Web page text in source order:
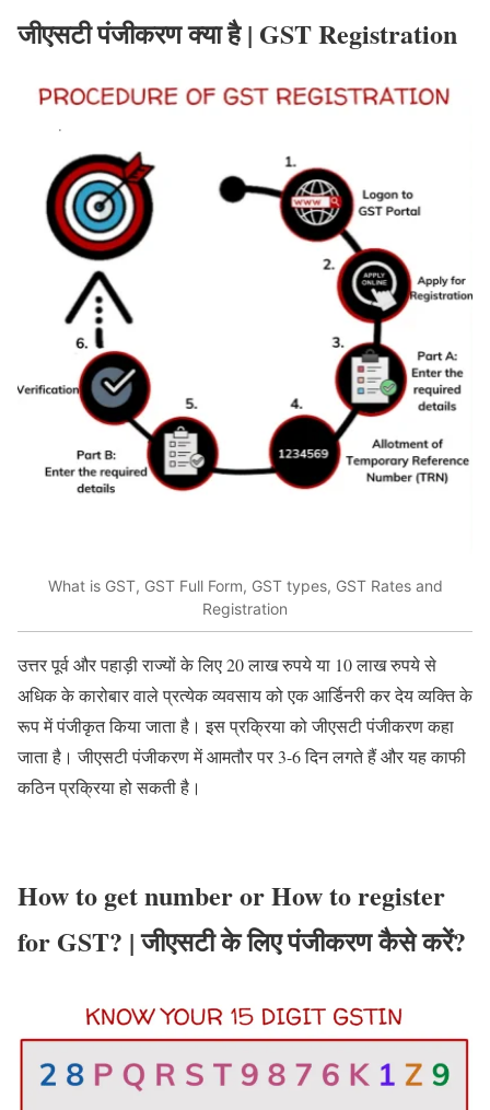
जीएसटी पंजीकरण क्या है | GST Registration
What is GST, GST Full Form, GST types, GST Rates and
Registration
उत्तर पूर्व और पहाड़ी राज्यों के लिए 20 लाख रुपये या 10 लाख रुपये से
अधिक के कारोबार वाले प्रत्येक व्यवसाय को एक आर्डिनरी कर देय व्यक्ति के
रूप में पंजीकृत किया जाता है। इस प्रक्रिया को जीएसटी पंजीकरण कहा
जाता है। जीएसटी पंजीकरण में आमतौर पर 3-6 दिन लगते हैं और यह काफी
कठिन प्रक्रिया हो सकती है।
How to get number or How to register
for GST? | जीएसटी के लिए पंजीकरण कैसे करें?